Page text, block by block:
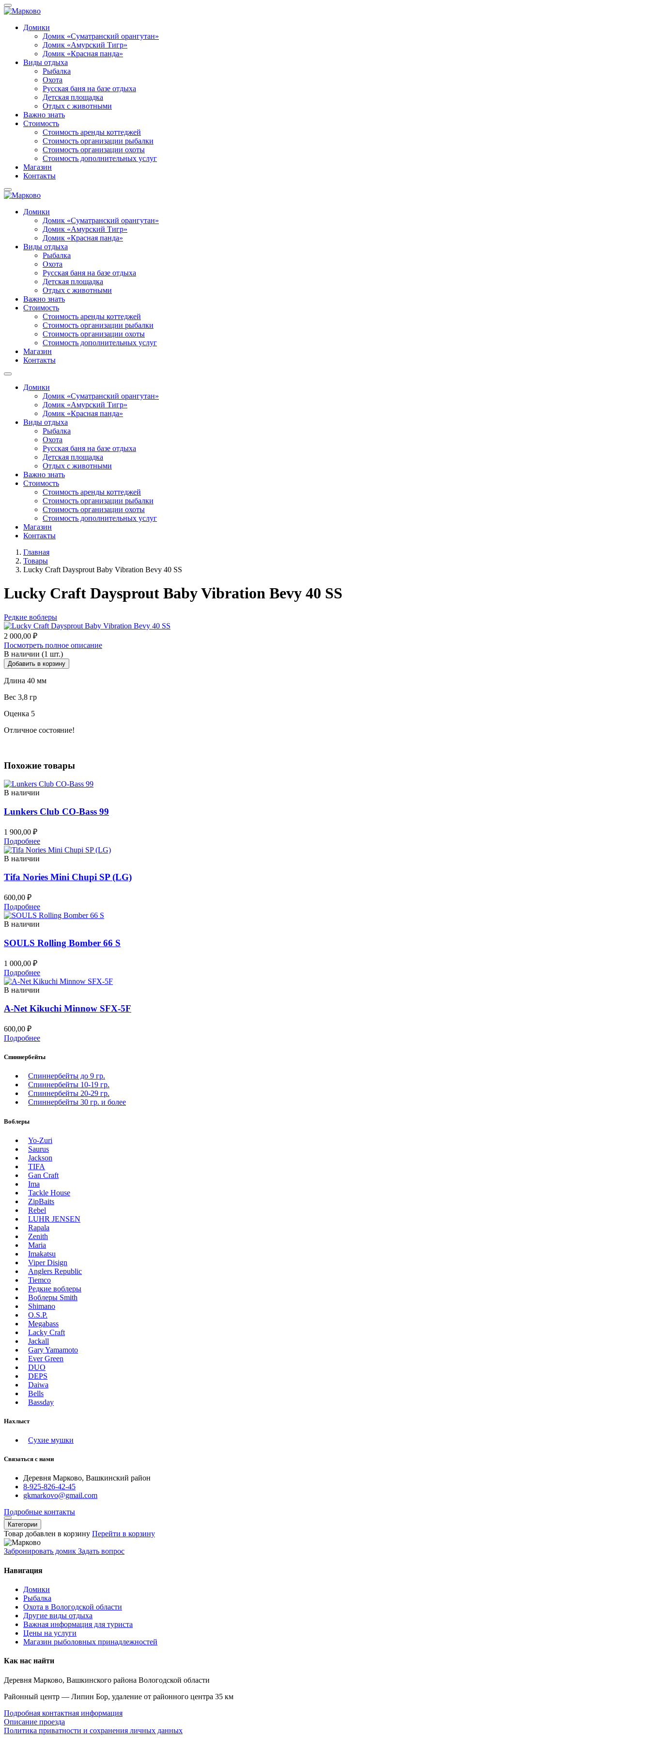
Домики
Домик «Суматранский орангутан»
Домик «Амурский Тигр»
Домик «Красная панда»
Виды отдыха
Рыбалка
Охота
Русская баня на базе отдыха
Детская площадка
Отдых с животными
Важно знать
Стоимость
Стоимость аренды коттеджей
Стоимость организации рыбалки
Стоимость организации охоты
Стоимость дополнительных услуг
Магазин
Контакты
Домики
Домик «Суматранский орангутан»
Домик «Амурский Тигр»
Домик «Красная панда»
Виды отдыха
Рыбалка
Охота
Русская баня на базе отдыха
Детская площадка
Отдых с животными
Важно знать
Стоимость
Стоимость аренды коттеджей
Стоимость организации рыбалки
Стоимость организации охоты
Стоимость дополнительных услуг
Магазин
Контакты
Домики
Домик «Суматранский орангутан»
Домик «Амурский Тигр»
Домик «Красная панда»
Виды отдыха
Рыбалка
Охота
Русская баня на базе отдыха
Детская площадка
Отдых с животными
Важно знать
Стоимость
Стоимость аренды коттеджей
Стоимость организации рыбалки
Стоимость организации охоты
Стоимость дополнительных услуг
Магазин
Контакты
Главная
Товары
Lucky Craft Daysprout Baby Vibration Bevy 40 SS
Lucky Craft Daysprout Baby Vibration Bevy 40 SS
Редкие воблеры
2 000,00 ₽
Посмотреть полное описание
В наличии (1 шт.)
Добавить в корзину
Длина 40 мм
Вес 3,8 гр
Оценка 5
Отличное состояние!
Похожие товары
В наличии
Lunkers Club CO-Bass 99
1 900,00 ₽
Подробнее
В наличии
Tifa Nories Mini Chupi SP (LG)
600,00 ₽
Подробнее
В наличии
SOULS Rolling Bomber 66 S
1 000,00 ₽
Подробнее
В наличии
A-Net Kikuchi Minnow SFX-5F
600,00 ₽
Подробнее
Спиннербейты
Спиннербейты до 9 гр.
Спиннербейты 10-19 гр.
Спиннербейты 20-29 гр.
Спиннербeйты 30 гр. и более
Воблеры
Yo-Zuri
Saurus
Jackson
TIFA
Gan Craft
Ima
Tackle House
ZipBaits
Rebel
LUHR JENSEN
Rapala
Zenith
Maria
Imakatsu
Viper Disign
Anglers Republic
Tiemco
Редкие воблеры
Воблеры Smith
Shimano
O.S.P.
Megabass
Lacky Craft
Jackall
Gary Yamamoto
Ever Green
DUO
DEPS
Daiwa
Bells
Bassday
Нахлыст
Сухие мушки
Связаться с нами
Деревня Марково, Вашкинский район
8-925-826-42-45
gkmarkovo@gmail.com
Подробные контакты
Категории
Товар добавлен в корзину Перейти в корзину
Забронировать домик Задать вопрос
Навигация
Домики
Рыбалка
Охота в Вологодской области
Другие виды отдыха
Важная информация для туриста
Цены на услуги
Магазин рыболовных принадлежностей
Как нас найти
Деревня Марково, Вашкинского района Вологодской области
Районный центр — Липин Бор, удаление от районного центра 35 км
Подробная контактная информация
Описание проезда
Политика приватности и сохранения личных данных